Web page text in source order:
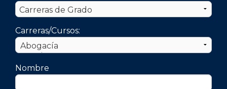
Carreras/Cursos:
Nombre